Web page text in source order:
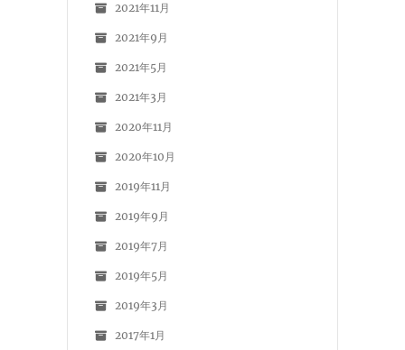
2021年11月
2021年9月
2021年5月
2021年3月
2020年11月
2020年10月
2019年11月
2019年9月
2019年7月
2019年5月
2019年3月
2017年1月